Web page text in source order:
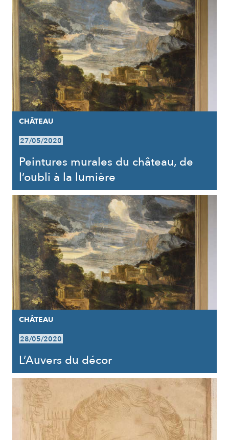
CHÂTEAU
27/05/2020
Peintures murales du château, de
l’oubli à la lumière
CHÂTEAU
28/05/2020
L’Auvers du décor